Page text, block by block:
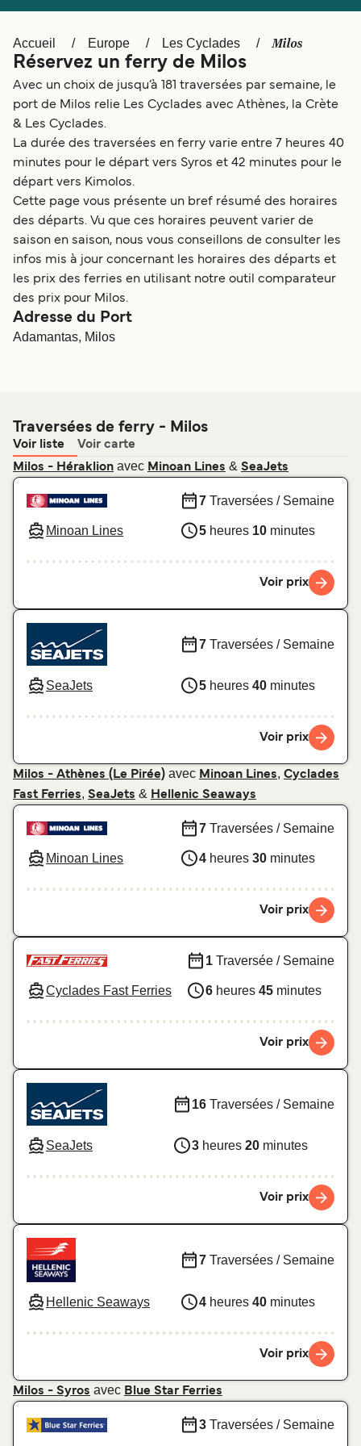
Deutschland Schweiz (DE)
Norge Україна
Indonesia
Accueil Europe Les Cyclades Milos
Réservez un ferry de Milos
Avec un choix de jusqu’à 181 traversées par semaine, le
port de Milos relie Les Cyclades avec Athènes, la Crète
& Les Cyclades.
La durée des traversées en ferry varie entre 7 heures 40
minutes pour le départ vers Syros et 42 minutes pour le
départ vers Kimolos.
Cette page vous présente un bref résumé des horaires
des départs. Vu que ces horaires peuvent varier de
saison en saison, nous vous conseillons de consulter les
infos mis à jour concernant les horaires des départs et
les prix des ferries en utilisant notre outil comparateur
des prix pour Milos.
Adresse du Port
Adamantas, Milos
Traversées de ferry - Milos
Voir liste
Voir carte
Milos - Héraklion avec Minoan Lines & SeaJets
Minoan Lines
7 Traversées / Semaine
5 heures 10 minutes
Voir prix
SeaJets
7 Traversées / Semaine
5 heures 40 minutes
Voir prix
Milos - Athènes (Le Pirée) avec Minoan Lines, Cyclades
Fast Ferries, SeaJets & Hellenic Seaways
Minoan Lines
7 Traversées / Semaine
4 heures 30 minutes
Voir prix
Cyclades Fast Ferries
1 Traversée / Semaine
6 heures 45 minutes
Voir prix
SeaJets
16 Traversées / Semaine
3 heures 20 minutes
Voir prix
Hellenic Seaways
7 Traversées / Semaine
4 heures 40 minutes
Voir prix
Milos - Syros avec Blue Star Ferries
3 Traversées / Semaine